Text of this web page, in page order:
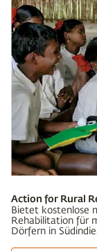
Action for Rural
Bietet kostenlose
Rehabilitation für
Dörfern in